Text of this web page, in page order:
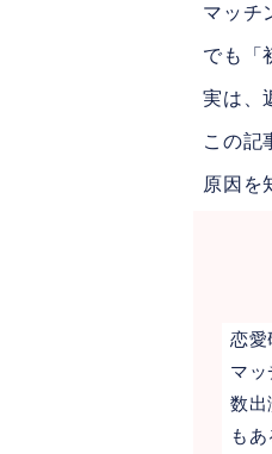
マッチ
でも「
実は、
この記
原因を
恋愛
マ
数出
もあ